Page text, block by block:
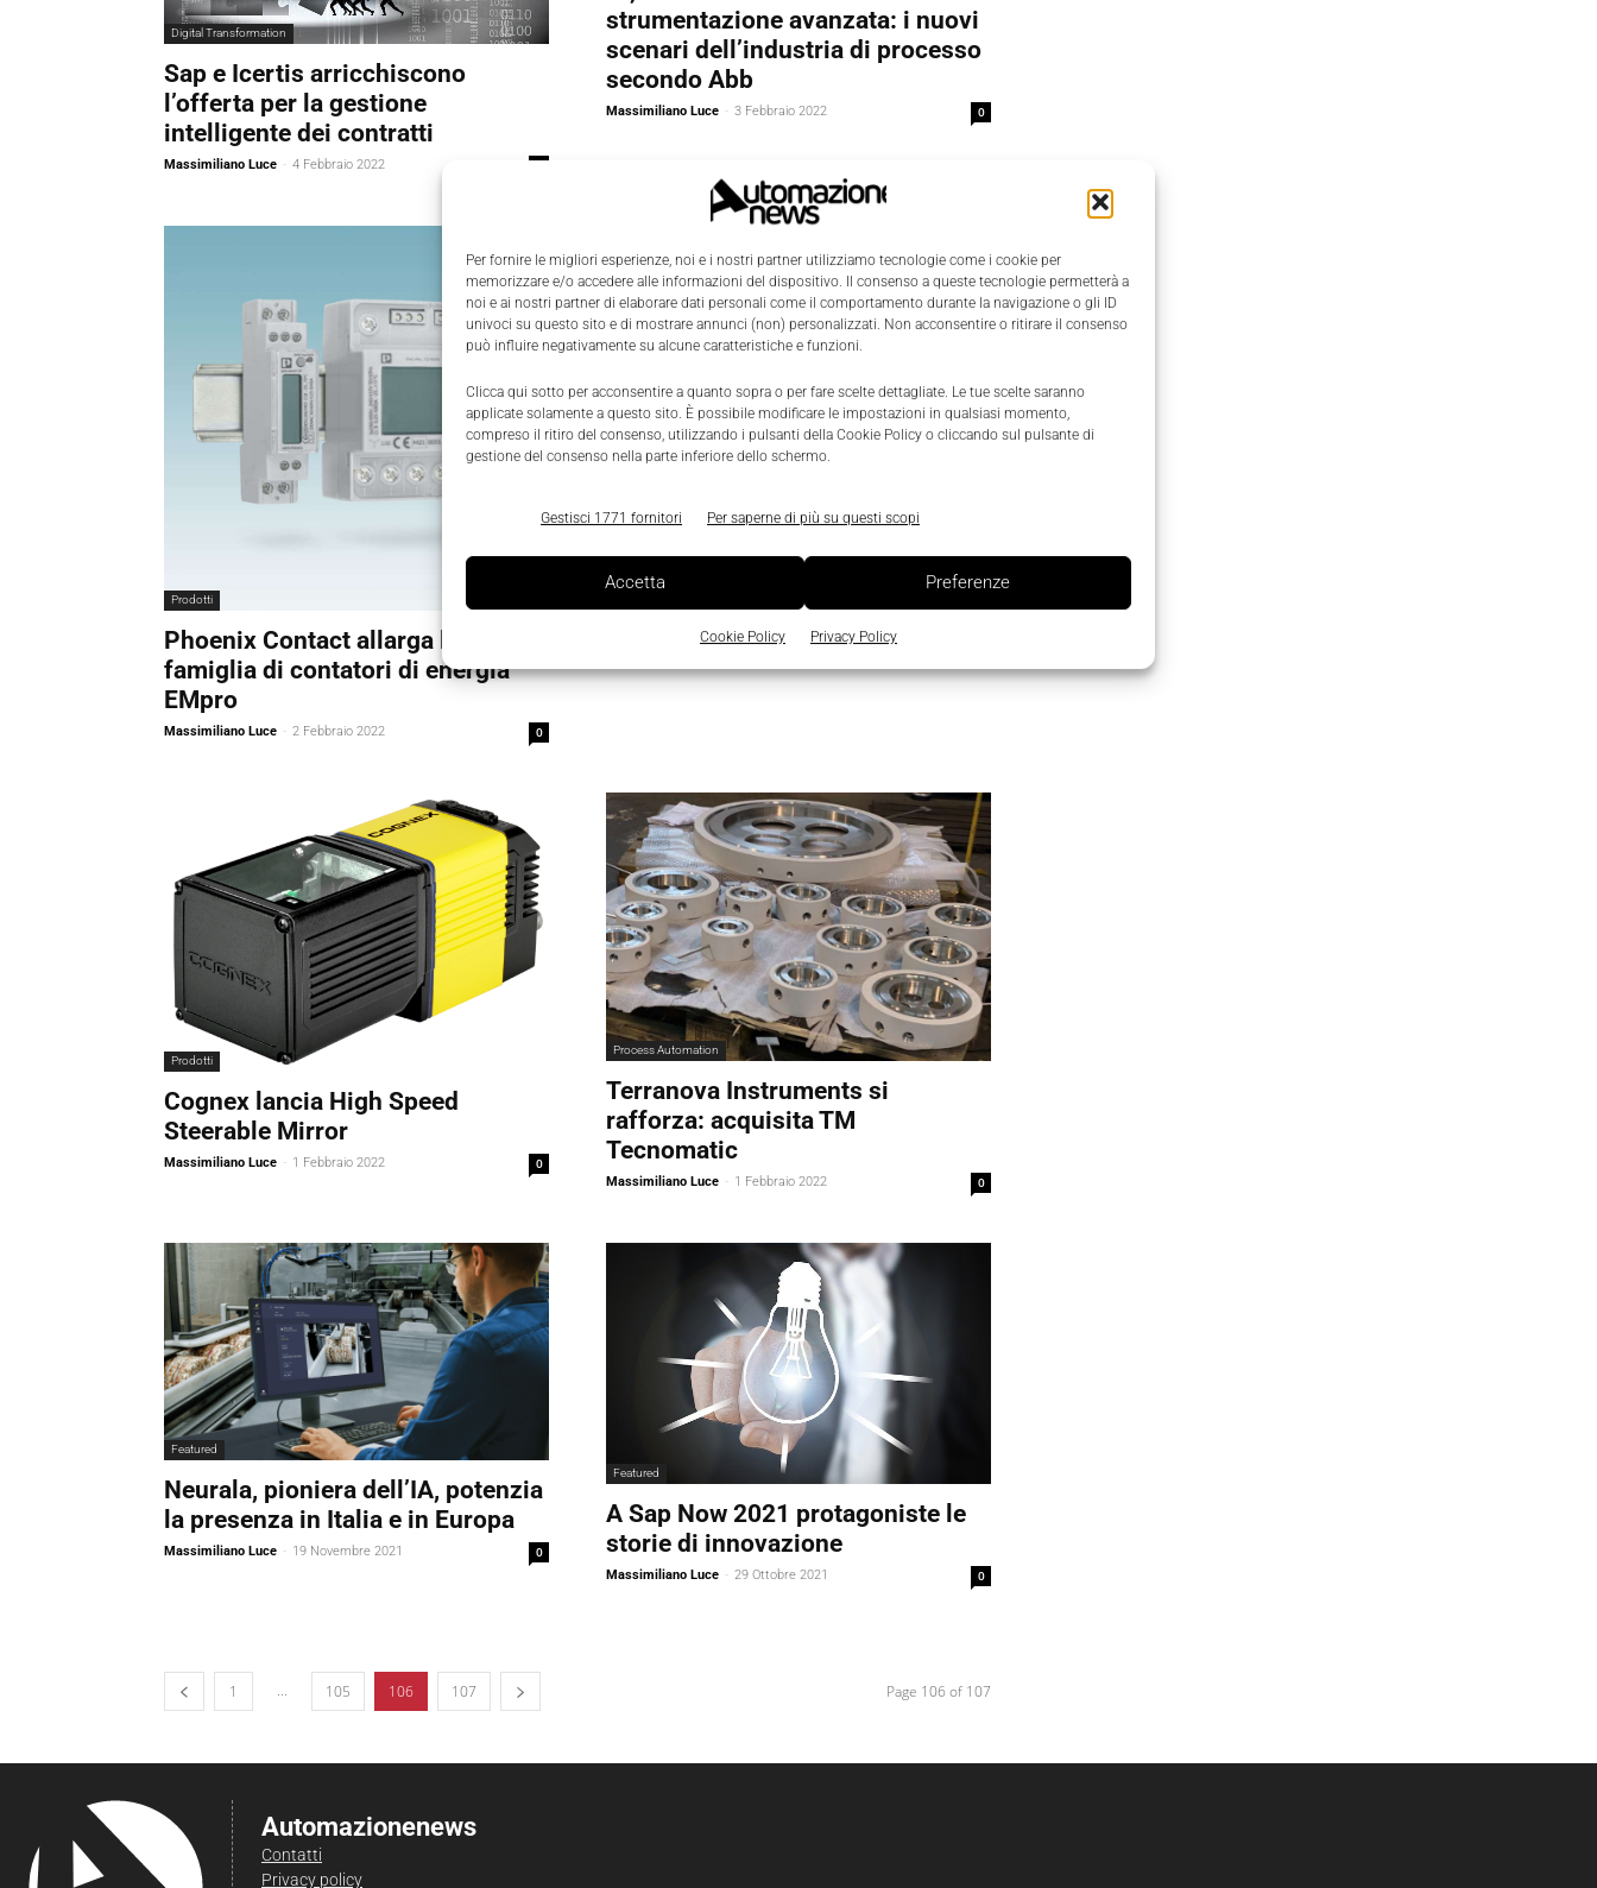
Per fornire le migliori esperienze, noi e i nostri partner utilizziamo tecnologie come i cookie per
memorizzare e/o accedere alle informazioni del dispositivo. Il consenso a queste tecnologie permetterà a
noi e ai nostri partner di elaborare dati personali come il comportamento durante la navigazione o gli ID
univoci su questo sito e di mostrare annunci (non) personalizzati. Non acconsentire o ritirare il consenso
può influire negativamente su alcune caratteristiche e funzioni.
Clicca qui sotto per acconsentire a quanto sopra o per fare scelte dettagliate. Le tue scelte saranno
applicate solamente a questo sito. È possibile modificare le impostazioni in qualsiasi momento,
compreso il ritiro del consenso, utilizzando i pulsanti della Cookie Policy o cliccando sul pulsante di
gestione del consenso nella parte inferiore dello schermo.
Gestisci 1771 fornitori Per saperne di più su questi scopi
Accetta Preferenze
Cookie Policy Privacy Policy
Digital Transformation
Sap e Icertis arricchiscono
l’offerta per la gestione
intelligente dei contratti
Massimiliano Luce - 4 Febbraio 2022 0
strumentazione avanzata: i nuovi
scenari dell’industria di processo
secondo Abb
Massimiliano Luce - 3 Febbraio 2022 0
Prodotti
Phoenix Contact allarga la
famiglia di contatori di energia
EMpro
Massimiliano Luce - 2 Febbraio 2022 0
Cablaggio: Eaton punta sulla
tecnologia Push-In
Prodotti
Cognex lancia High Speed
Steerable Mirror
Massimiliano Luce - 1 Febbraio 2022 0
Process Automation
Terranova Instruments si
rafforza: acquisita TM
Tecnomatic
Massimiliano Luce - 1 Febbraio 2022 0
Featured
Neurala, pioniera dell’IA, potenzia
la presenza in Italia e in Europa
Massimiliano Luce - 19 Novembre 2021 0
Featured
A Sap Now 2021 protagoniste le
storie di innovazione
Massimiliano Luce - 29 Ottobre 2021 0
1 ... 105 106 107 Page 106 of 107
Automazionenews
Contatti
Privacy policy